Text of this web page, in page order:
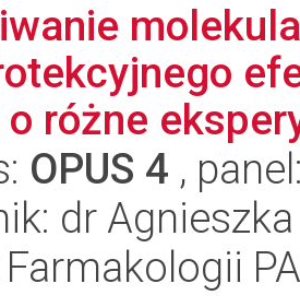
różne
OPUS 4 ,
dr